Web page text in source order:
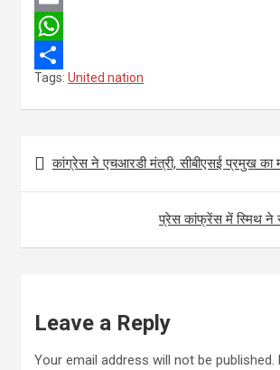
c
e
b
o
k
w
t
t
r
E
m
a
i
W
h
a
s
S
h
r
Tags: United nation
Post
navigation
कांग्रेस ने एचआरडी मंत्री, सीबीएसई प्रमुख का
प्रेस कांफ्रेंस में स्मिथ ने
Leave a Reply
Your email address will not be published.